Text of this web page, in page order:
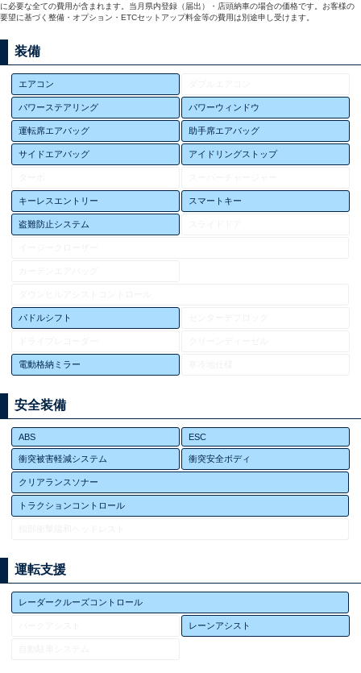
に必要な全ての費用が含まれます。当月県内登録（届出）・店頭納車の場合の価格です。お客様の
要望に基づく整備・オプション・ETCセットアップ料金等の費用は別途申し受けます。
装備
エアコン
パワーステアリング パワーウィンドウ
運転席エアバッグ 助手席エアバッグ
サイドエアバッグ アイドリングストップ
キーレスエントリー スマートキー
盗難防止システム
パドルシフト
電動格納ミラー
安全装備
ABS ESC
衝突被害軽減システム 衝突安全ボディ
クリアランスソナー
トラクションコントロール
運転支援
レーダークルーズコントロール
レーンアシスト